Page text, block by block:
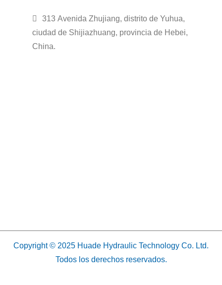
313 Avenida Zhujiang, distrito de Yuhua,
ciudad de Shijiazhuang, provincia de Hebei,
China.
Copyright © 2025 Huade Hydraulic Technology Co. Ltd.
Todos los derechos reservados.